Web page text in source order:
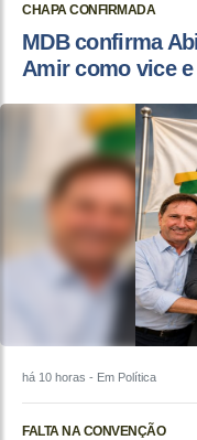
CHAPA CONFIRMADA
MDB confirma
Amir como vice
há 10 horas - Em Política
FALTA NA CONVENÇÃO